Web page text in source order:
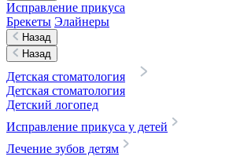
Исправление прикуса
Брекеты Элайнеры
Назад
Назад
Детская стоматология
Детская стоматология
Детский логопед
Исправление прикуса у детей
Лечение зубов детям